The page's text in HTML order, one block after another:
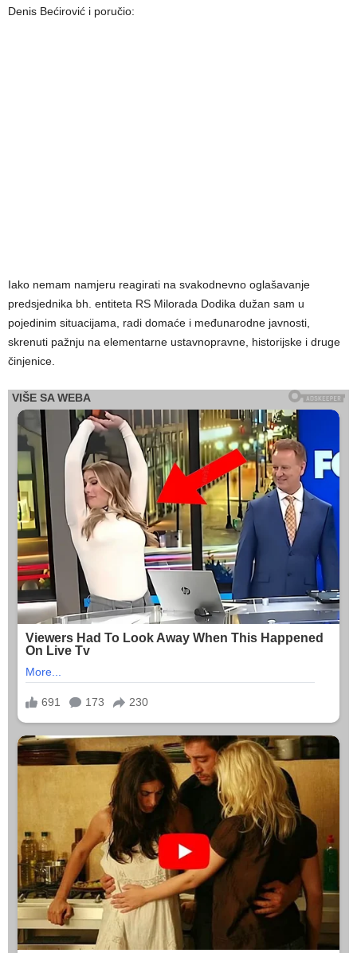
Denis Bećirović i poručio:
Iako nemam namjeru reagirati na svakodnevno oglašavanje
predsjednika bh. entiteta RS Milorada Dodika dužan sam u
pojedinim situacijama, radi domaće i međunarodne javnosti,
skrenuti pažnju na elementarne ustavnopravne, historijske i druge
činjenice.